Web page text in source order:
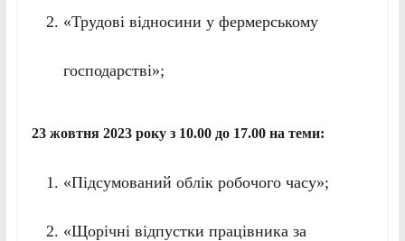
«Трудові відносини у фермерському
господарстві»;
23 жовтня 2023 року з 10.00 до 17.00 на теми:
«Підсумований облік робочого часу»;
«Щорічні відпустки працівника за